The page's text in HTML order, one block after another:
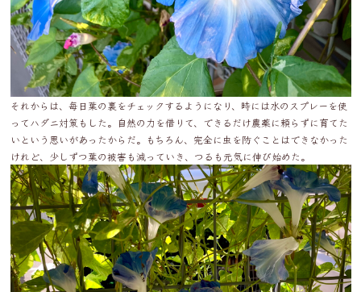
それからは、毎日葉の裏をチェックするようになり、時には水のスプレーを使
ってハダニ対策もした。自然の力を借りて、できるだけ農薬に頼らずに育てた
いという思いがあったからだ。もちろん、完全に虫を防ぐことはできなかった
けれど、少しずつ葉の被害も減っていき、つるも元気に伸び始めた。